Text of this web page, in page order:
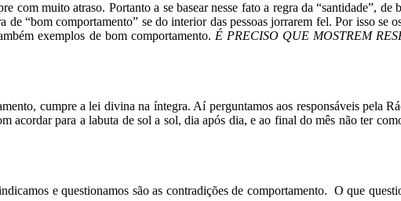
commuito atraso. Portanto a se basear nesse fato a regra da “santidade”, de
de “bom comportamento” se do interior das pessoasjorrarem fel. Por isso se
exemplos de bom comportamento. É PRECISO QUE MOSTREM
cumpre a lei divina na íntegra. Aí perguntamos aos responsáveis pela
acordarpara a labuta de sol a sol, dia após dia, e ao final do mês não ter
equestionamos são as contradições de comportamento. O que